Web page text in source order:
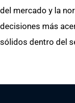
del mercado y la
decisiones más
sólidos dentro del